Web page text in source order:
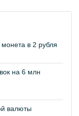
в 2 рубля
на 6 млн
валюты